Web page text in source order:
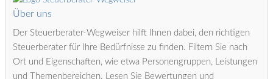
Über uns
Der Steuerberater-Wegweiser hilft Ihnen dabei, den richtigen
Steuerberater für Ihre Bedürfnisse zu finden. Filtern Sie nach
Ort und Eigenschaften, wie etwa Personengruppen, Leistungen
und Themenbereichen. Lesen Sie Bewertungen und